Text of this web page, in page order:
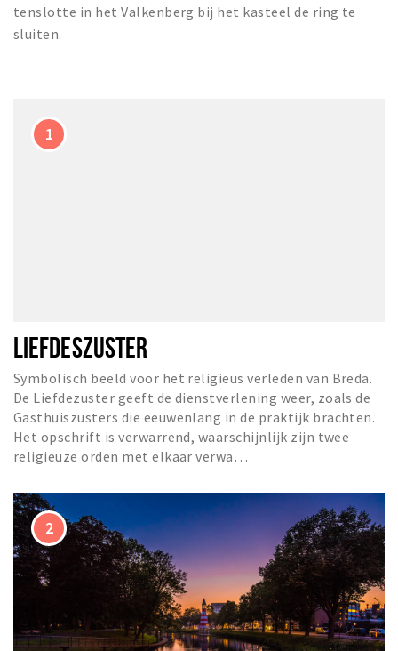
tenslotte in het Valkenberg bij het kasteel de ring te
sluiten.
LIEFDESZUSTER
Symbolisch beeld voor het religieus verleden van Breda.
De Liefdezuster geeft de dienstverlening weer, zoals de
Gasthuiszusters die eeuwenlang in de praktijk brachten.
Het opschrift is verwarrend, waarschijnlijk zijn twee
religieuze orden met elkaar verwa…